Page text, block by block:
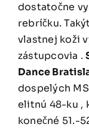
dostatočne
rebríčku.
vlastnej koži
zástupcovia .
Dance
dospelých MS
elitnú 48-ku ,
konečné 51.-